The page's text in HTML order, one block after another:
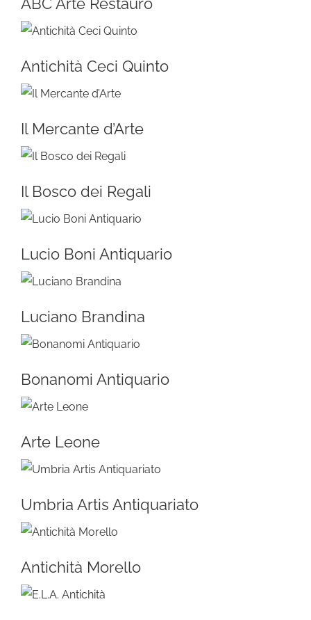
ABC Arte Restauro
Antichità Ceci Quinto
Il Mercante d’Arte
Il Bosco dei Regali
Lucio Boni Antiquario
Luciano Brandina
Bonanomi Antiquario
Arte Leone
Umbria Artis Antiquariato
Antichità Morello